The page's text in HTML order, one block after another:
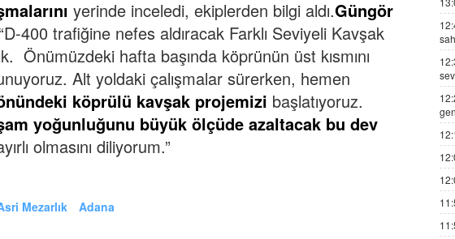
yerinde inceledi, ekiplerden bilgi aldı.Güngör
“D-400 trafiğine nefes aldıracak Farklı Seviyeli Kavşak
Önümüzdeki hafta başında köprünün üst kısmını
Alt yoldaki çalışmalar sürerken, hemen
köprülü kavşak projemizi başlatıyoruz.
yoğunluğunu büyük ölçüde azaltacak bu dev
olmasını diliyorum.”
Mezarlık Adana